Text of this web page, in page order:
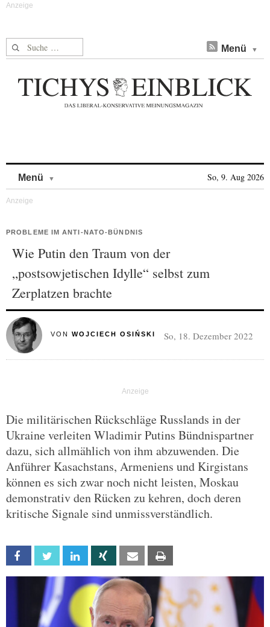
Suche nach: Menü
Menü So, 9. Aug 2026
PROBLEME IM ANTI-NATO-BÜNDNIS
Wie Putin den Traum von der
„postsowjetischen Idylle“ selbst zum
Zerplatzen brachte
VON WOJCIECH OSIŃSKI So, 18. Dezember 2022
Die militärischen Rückschläge Russlands in der
Ukraine verleiten Wladimir Putins Bündnispartner
dazu, sich allmählich von ihm abzuwenden. Die
Anführer Kasachstans, Armeniens und Kirgistans
können es sich zwar noch nicht leisten, Moskau
demonstrativ den Rücken zu kehren, doch deren
kritische Signale sind unmissverständlich.
Facebook Twitter Linkedin Xing Email